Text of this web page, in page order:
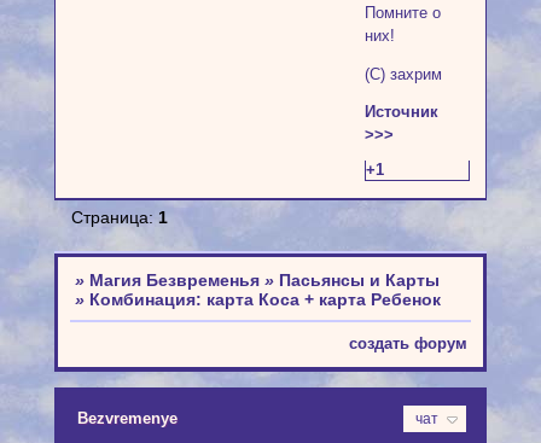
Помните о
них!
(C) захрим
Источник
>>>
+1
Страница: 1
» Магия Безвременья » Пасьянсы и Карты
» Комбинация: карта Коса + карта Ребенок
создать форум